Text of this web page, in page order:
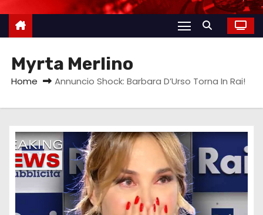
Myrta Merlino
Home Annuncio Shock: Barbara D’Urso Torna In Rai!